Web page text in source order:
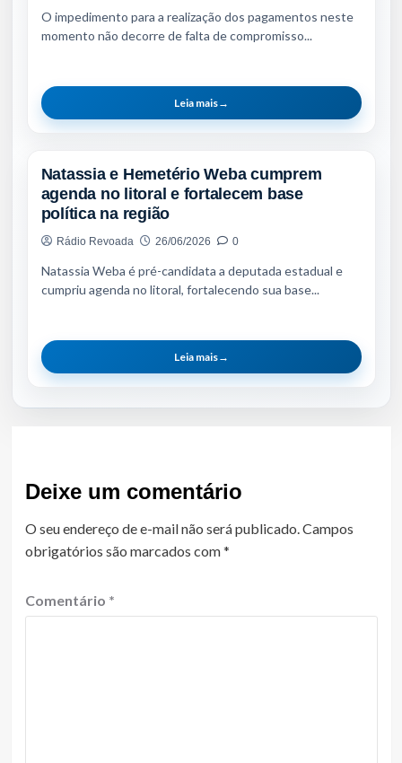
O impedimento para a realização dos pagamentos neste
momento não decorre de falta de compromisso...
Leia mais→
NOTÍCIAS
Natassia e Hemetério Weba cumprem
agenda no litoral e fortalecem base
política na região
Rádio Revoada 26/06/2026 0
Natassia Weba é pré-candidata a deputada estadual e
cumpriu agenda no litoral, fortalecendo sua base...
Leia mais→
Deixe um comentário
O seu endereço de e-mail não será publicado.Campos
obrigatórios são marcados com*
Comentário *